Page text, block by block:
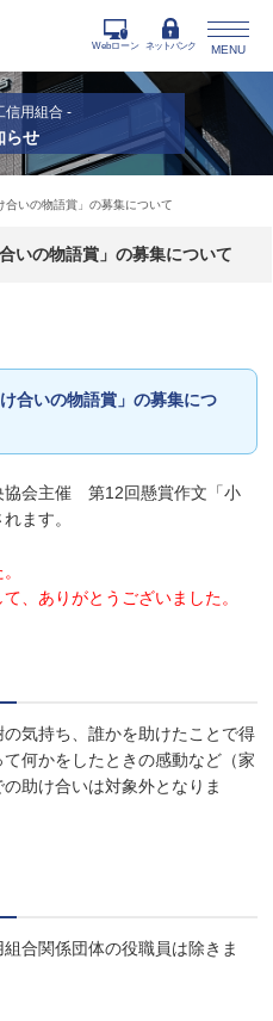
MENU
Webローン ネットバンク
信用組合 -
らせ
いの物語賞」の募集について
いの物語賞」の募集について
合いの物語賞」の募集につ
会主催 第12回懸賞作文「小
ます。
、ありがとうございました。
気持ち、誰かを助けたことで得
何かをしたときの感動など（家
助け合いは対象外となりま
合関係団体の役職員は除きま